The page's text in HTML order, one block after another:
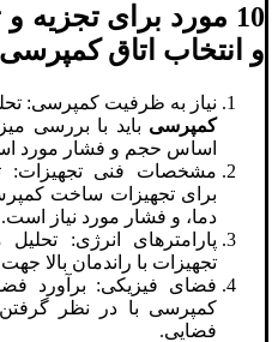
10 مورد برای تجزیه
و انتخاب اتاق کمپرسی
نیاز به ظرفیت کمپرسی:
کمپرسی باید با بررسی
اساس حجم و فشار مورد
مشخصات فنی تجهیزات:
برای تجهیزات ساخت
دما، و فشار مورد نیاز است.
پارامترهای انرژی:
تجهیزات با راندمان بالا
فضای فیزیکی: برآورد
کمپرسی با در نظر گرفتن
فضایی.